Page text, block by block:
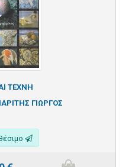
ΤΕΧΝΗ
ΓΙΩΡΓΟΣ